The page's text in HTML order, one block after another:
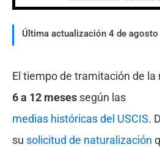
Última actualización 4 de
El tiempo de tramitación de la
6 a 12 meses según las
medias históricas del USCIS.
su solicitud de naturalización